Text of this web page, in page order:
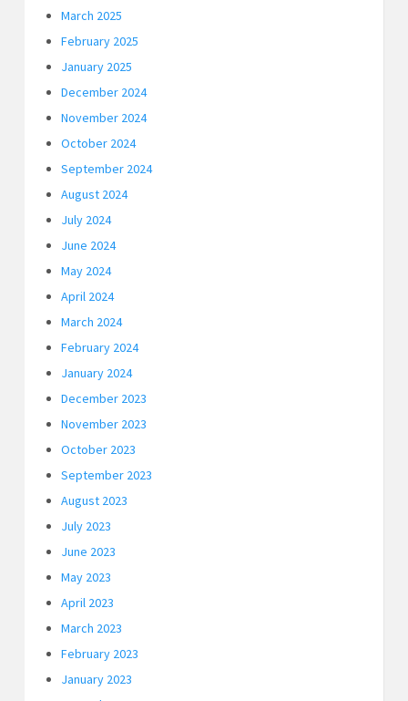
March 2025
February 2025
January 2025
December 2024
November 2024
October 2024
September 2024
August 2024
July 2024
June 2024
May 2024
April 2024
March 2024
February 2024
January 2024
December 2023
November 2023
October 2023
September 2023
August 2023
July 2023
June 2023
May 2023
April 2023
March 2023
February 2023
January 2023